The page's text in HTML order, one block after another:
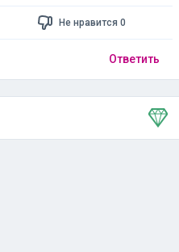
Не нравится 0
Ответить